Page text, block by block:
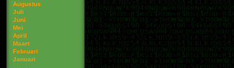
Augustus
Juli
Juni
Mei
April
Maart
Februari
Januari